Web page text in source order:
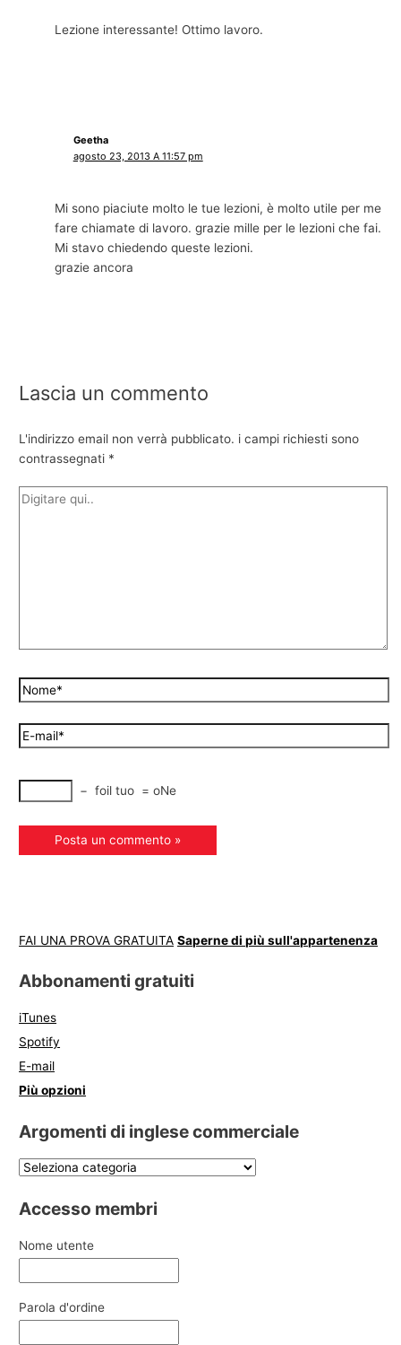
Lezione interessante! Ottimo lavoro.
Geetha
agosto 23, 2013 A 11:57 pm
Mi sono piaciute molto le tue lezioni, è molto utile per me
fare chiamate di lavoro. grazie mille per le lezioni che fai.
Mi stavo chiedendo queste lezioni.
grazie ancora
Lascia un commento
L'indirizzo email non verrà pubblicato. i campi richiesti sono
contrassegnati *
− foil tuo = oNe
FAI UNA PROVA GRATUITA Saperne di più sull'appartenenza
Abbonamenti gratuiti
iTunes
Spotify
E-mail
Più opzioni
Argomenti di inglese commerciale
Accesso membri
Nome utente
Parola d'ordine